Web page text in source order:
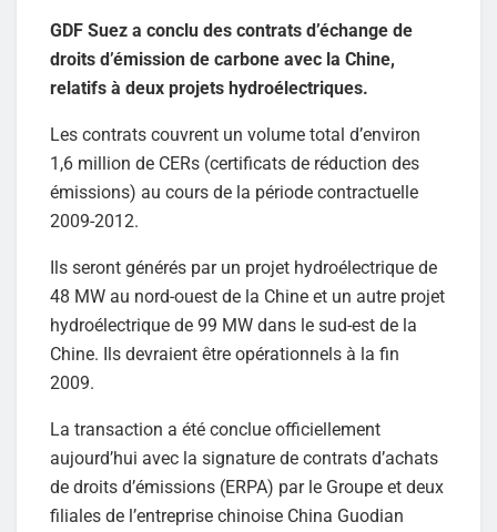
GDF Suez a conclu des contrats d’échange de
droits d’émission de carbone avec la Chine,
relatifs à deux projets hydroélectriques.
Les contrats couvrent un volume total d’environ
1,6 million de CERs (certificats de réduction des
émissions) au cours de la période contractuelle
2009-2012.
Ils seront générés par un projet hydroélectrique de
48 MW au nord-ouest de la Chine et un autre projet
hydroélectrique de 99 MW dans le sud-est de la
Chine. Ils devraient être opérationnels à la fin
2009.
La transaction a été conclue officiellement
aujourd’hui avec la signature de contrats d’achats
de droits d’émissions (ERPA) par le Groupe et deux
filiales de l’entreprise chinoise China Guodian